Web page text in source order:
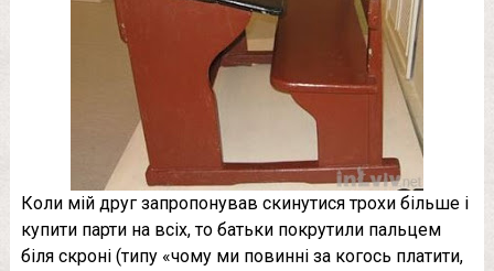
Коли мій друг запропонував скинутися трохи більше і
купити парти на всіх, то батьки покрутили пальцем
біля скроні (типу «чому ми повинні за когось платити,